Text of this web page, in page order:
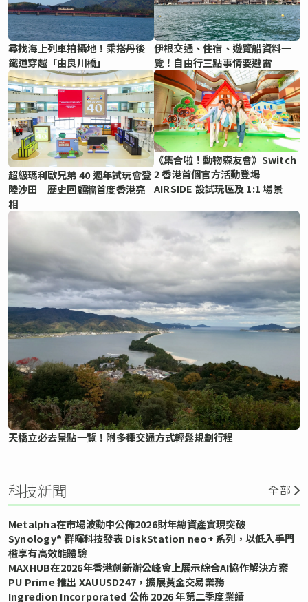
尋找海上列車拍攝地！乘搭丹後
鐵道穿越「由良川橋」
伊根交通、住宿、遊覽船資料一
覽！自由行三點事情要避雷
超級瑪利歐兄弟 40 週年試玩會登
陸沙田 歷史回顧牆首度香港亮
相
《集合啦！動物森友會》Switch
2 香港首個官方活動登場
AIRSIDE 設試玩區及 1:1 場景
天橋立必去景點一覽！附多種交通方式輕鬆規劃行程
科技新聞 全部
Metalpha在市場波動中公佈2026財年總資產實現突破
Synology® 群暉科技發表 DiskStation neo+ 系列，以低入手門
檻享有高效能體驗
MAXHUB在2026年香港創新辦公峰會上展示綜合AI協作解決方案
PU Prime 推出 XAUUSD247，擴展黃金交易業務
Ingredion Incorporated 公佈 2026 年第二季度業績